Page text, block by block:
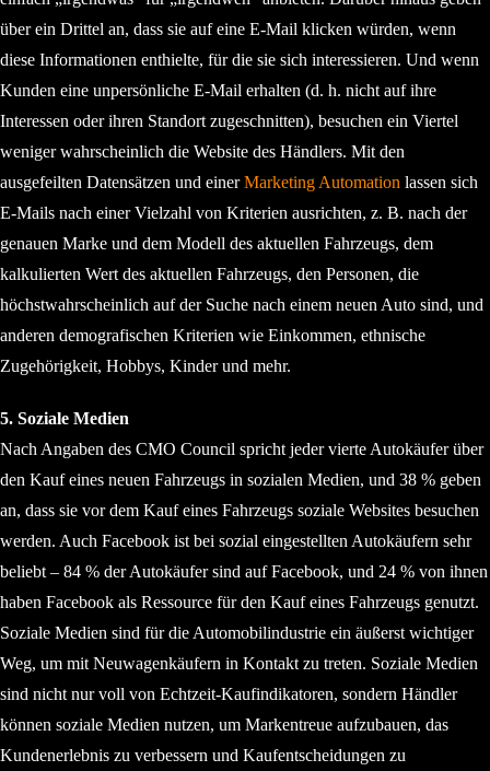
über ein Drittel an, dass sie auf eine E-Mail klicken würden, wenn
diese Informationen enthielte, für die sie sich interessieren. Und wenn
Kunden eine unpersönliche E-Mail erhalten (d. h. nicht auf ihre
Interessen oder ihren Standort zugeschnitten), besuchen ein Viertel
weniger wahrscheinlich die Website des Händlers. Mit den
ausgefeilten Datensätzen und einerMarketing Automation lassen sich
E-Mails nach einer Vielzahl von Kriterien ausrichten, z. B. nach der
genauen Marke und dem Modell des aktuellen Fahrzeugs, dem
kalkulierten Wert des aktuellen Fahrzeugs, den Personen, die
höchstwahrscheinlich auf der Suche nach einem neuen Auto sind, und
anderen demografischen Kriterien wie Einkommen, ethnische
Zugehörigkeit, Hobbys, Kinder und mehr.
5. Soziale Medien
Nach Angaben des CMO Council spricht jeder vierte Autokäufer über
den Kauf eines neuen Fahrzeugs in sozialen Medien, und 38 % geben
an, dass sie vor dem Kauf eines Fahrzeugs soziale Websites besuchen
werden. Auch Facebook ist bei sozial eingestellten Autokäufern sehr
beliebt – 84 % der Autokäufer sind auf Facebook, und 24 % von ihnen
haben Facebook als Ressource für den Kauf eines Fahrzeugs genutzt.
Soziale Medien sind für die Automobilindustrie ein äußerst wichtiger
Weg, um mit Neuwagenkäufern in Kontakt zu treten. Soziale Medien
sind nicht nur voll von Echtzeit-Kaufindikatoren, sondern Händler
können soziale Medien nutzen, um Markentreue aufzubauen, das
Kundenerlebnis zu verbessern und Kaufentscheidungen zu